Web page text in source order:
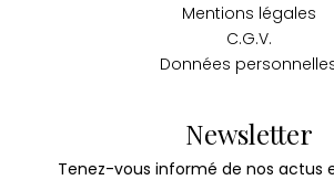
Mentions légales
C.G.V.
Données
Newsletter
Tenez-vous informé de nos actus